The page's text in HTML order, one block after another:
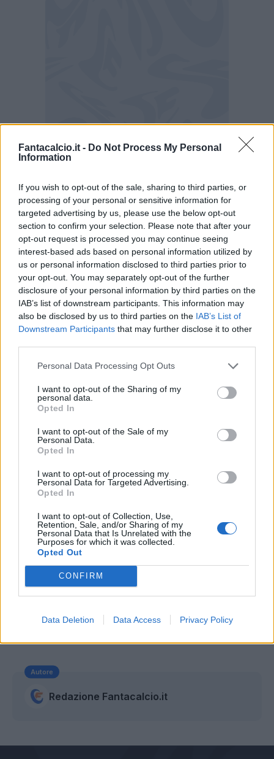
Fantacalcio.it - Do Not Process My Personal
Information
If you wish to opt-out of the sale, sharing to third parties, or
processing of your personal or sensitive information for
targeted advertising by us, please use the below opt-out
section to confirm your selection. Please note that after your
opt-out request is processed you may continue seeing
interest-based ads based on personal information utilized by
us or personal information disclosed to third parties prior to
your opt-out. You may separately opt-out of the further
disclosure of your personal information by third parties on the
IAB’s list of downstream participants. This information may
also be disclosed by us to third parties on the IAB’s List of
Downstream Participants that may further disclose it to other
Personal Data Processing Opt Outs
I want to opt-out of the Sharing of my
personal data.
Opted In
I want to opt-out of the Sale of my
Personal Data.
Opted In
I want to opt-out of processing my
Personal Data for Targeted Advertising.
Opted In
I want to opt-out of Collection, Use,
Retention, Sale, and/or Sharing of my
Personal Data that Is Unrelated with the
Purposes for which it was collected.
Opted Out
CONFIRM
Data Deletion Data Access Privacy Policy
Sampdoria, tifosi in protesta: il
comunicato
"Quanto accaduto oggi è un qualcosa che
non avremmo mai voluto vivere; ma vedere
dei giocatori indegni indossare ancora la
nostra maglia fa davvero male. Per questo
abbiamo deciso di farcele consegnare.
Quella che per loro è stata portata per tutta
la stagione come una semplice t-shirt, per
noi ha un valore unico. Motivo per il quale
domattina porteremo tutte le maglie alla
Gaslini. Sicuramente i bambini ne saranno
molto più orgogliosi e meritevoli di questi
mezzi uomini".
Autore
Redazione Fantacalcio.it